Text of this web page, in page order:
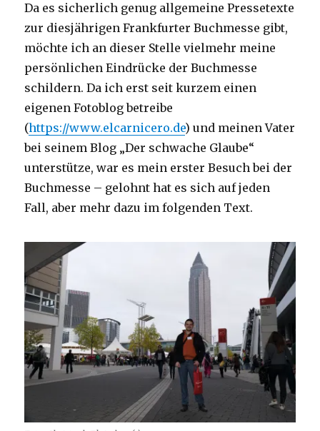
Da es sicherlich genug allgemeine Pressetexte
zur diesjährigen Frankfurter Buchmesse gibt,
möchte ich an dieser Stelle vielmehr meine
persönlichen Eindrücke der Buchmesse
schildern. Da ich erst seit kurzem einen
eigenen Fotoblog betreibe
(https://www.elcarnicero.de) und meinen Vater
bei seinem Blog „Der schwache Glaube“
unterstütze, war es mein erster Besuch bei der
Buchmesse – gelohnt hat es sich auf jeden
Fall, aber mehr dazu im folgenden Text.